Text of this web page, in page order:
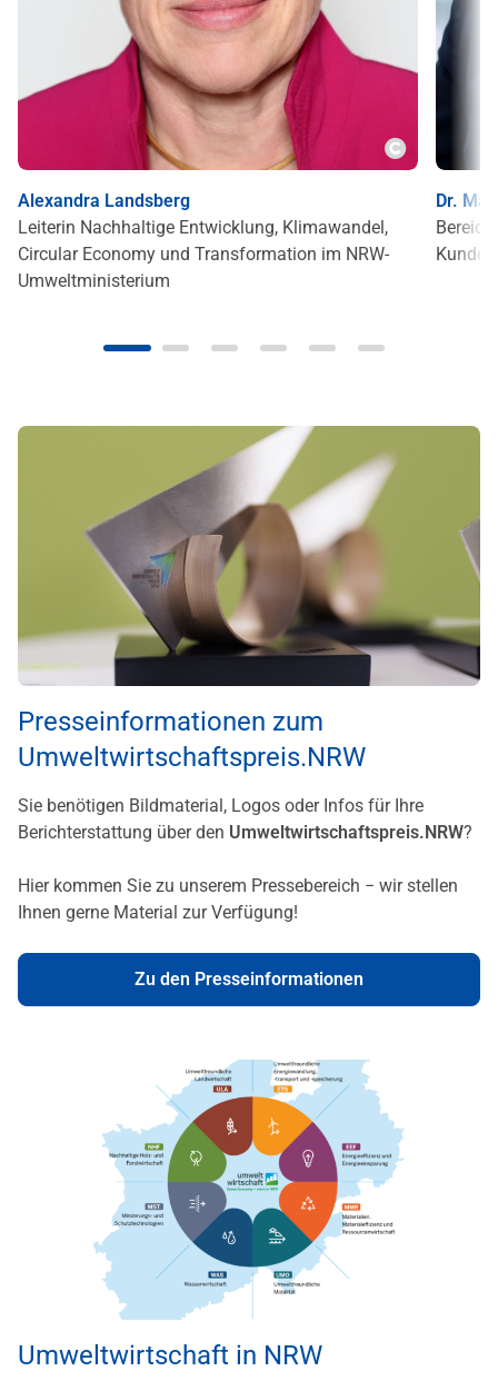
Copyright
Alexandra Landsberg
Leiterin Nachhaltige Entwicklung, Klimawandel,
Circular Economy und Transformation im NRW-
Umweltministerium
Dr.
Presseinformationen zum
Umweltwirtschaftspreis.NRW
Sie benötigen Bildmaterial, Logos oder Infos für Ihre
Berichterstattung über den Umweltwirtschaftspreis.NRW?
Hier kommen Sie zu unserem Pressebereich − wir stellen
Ihnen gerne Material zur Verfügung!
Zu den Presseinformationen
Umweltwirtschaft in NRW